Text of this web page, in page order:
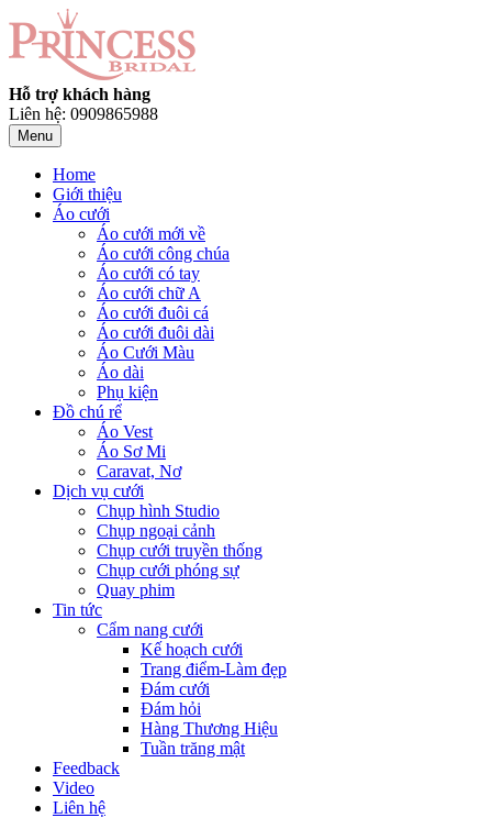
Hỗ trợ khách hàng
Liên hệ: 0909865988
Menu
Home
Giới thiệu
Áo cưới
Áo cưới mới về
Áo cưới công chúa
Áo cưới có tay
Áo cưới chữ A
Áo cưới đuôi cá
Áo cưới đuôi dài
Áo Cưới Màu
Áo dài
Phụ kiện
Đồ chú rể
Áo Vest
Áo Sơ Mi
Caravat, Nơ
Dịch vụ cưới
Chụp hình Studio
Chụp ngoại cảnh
Chụp cưới truyền thống
Chụp cưới phóng sự
Quay phim
Tin tức
Cẩm nang cưới
Kế hoạch cưới
Trang điểm-Làm đẹp
Đám cưới
Đám hỏi
Hàng Thương Hiệu
Tuần trăng mật
Feedback
Video
Liên hệ